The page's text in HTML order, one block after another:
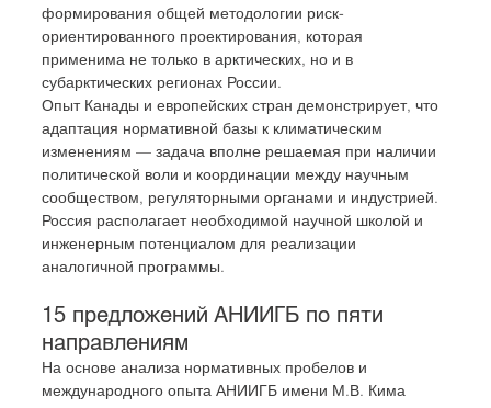
формирования общей методологии риск-
ориентированного проектирования, которая
применима не только в арктических, но и в
субарктических регионах России.
Опыт Канады и европейских стран демонстрирует, что
адаптация нормативной базы к климатическим
изменениям — задача вполне решаемая при наличии
политической воли и координации между научным
сообществом, регуляторными органами и индустрией.
Россия располагает необходимой научной школой и
инженерным потенциалом для реализации
аналогичной программы.
15 предложений АНИИГБ по пяти
направлениям
На основе анализа нормативных пробелов и
международного опыта АНИИГБ имени М.В. Кима